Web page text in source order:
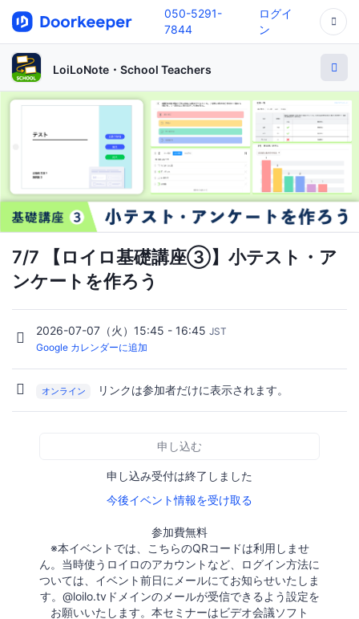
050-5291-
7844
ログイ
ン
LoiLoNote・School Teachers
7/7 【ロイロ基礎講座③】小テスト・ア
ンケートを作ろう
2026-07-07（火）15:45 - 16:45 JST
Google カレンダーに追加
オンライン リンクは参加者だけに表示されます。
申し込む
申し込み受付は終了しました
今後イベント情報を受け取る
参加費無料
※本イベントでは、こちらのQRコードは利用しませ
ん。当時使うロイロのアカウントなど、ログイン方法に
ついては、イベント前日にメールにてお知らせいたしま
す。@loilo.tvドメインのメールが受信できるよう設定を
お願いいたします。本セミナーはビデオ会議ソフト